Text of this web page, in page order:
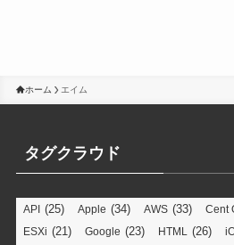
ホーム エイム
タグクラウド
API (25) Apple (34) AWS (33) Cent
ESXi (21) Google (23) HTML (26)